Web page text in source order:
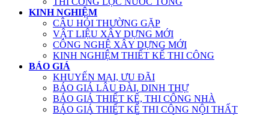
KINH NGHIỆM
CÂU HỎI THƯỜNG GẶP
VẬT LIỆU XÂY DỰNG MỚI
CÔNG NGHỆ XÂY DỰNG MỚI
KINH NGHIỆM THIẾT KẾ THI CÔNG
BÁO GIÁ
KHUYẾN MẠI, ƯU ĐÃI
BÁO GIÁ LÂU ĐÀI, DINH THỰ
BÁO GIÁ THIẾT KẾ, THI CÔNG NHÀ
BÁO GIÁ THIẾT KẾ THI CÔNG NỘI THẤT